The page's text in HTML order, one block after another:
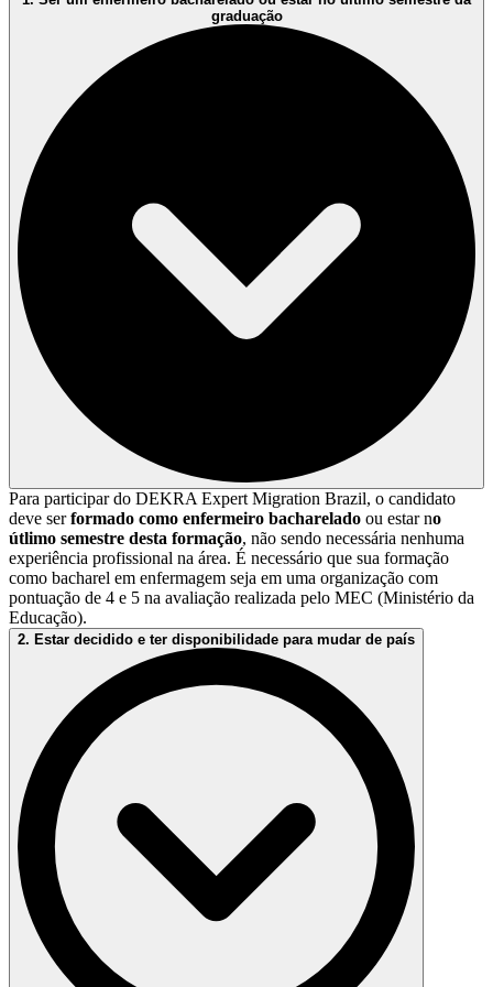
graduação
Para participar do DEKRA Expert Migration Brazil, o candidato
deve serformado como enfermeiro bacharelado ou estar no
útlimo semestre desta formação, não sendo necessária nenhuma
experiência profissional na área. É necessário que sua formação
como bacharel em enfermagem seja em uma organização com
pontuação de 4 e 5 na avaliação realizada pelo MEC (Ministério da
Educação).
2. Estar decidido e ter disponibilidade para mudar de país